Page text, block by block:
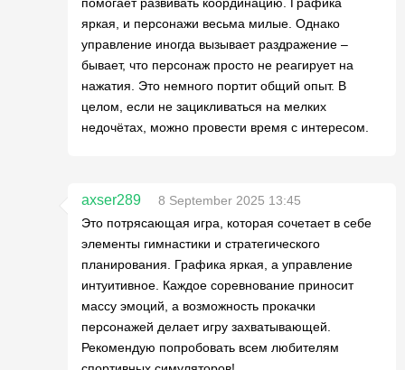
яркая, и персонажи весьма милые. Однако
управление иногда вызывает раздражение –
бывает, что персонаж просто не реагирует на
нажатия. Это немного портит общий опыт. В
целом, если не зацикливаться на мелких
недочётах, можно провести время с интересом.
axser289
8 September 2025 13:45
Это потрясающая игра, которая сочетает в себе
элементы гимнастики и стратегического
планирования. Графика яркая, а управление
интуитивное. Каждое соревнование приносит
массу эмоций, а возможность прокачки
персонажей делает игру захватывающей.
Рекомендую попробовать всем любителям